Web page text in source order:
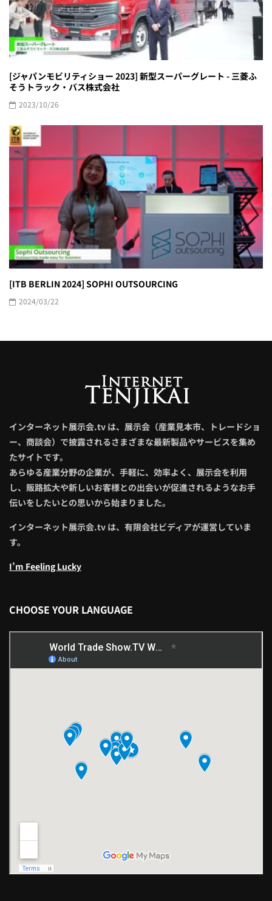
[ジャパンモビリティショー 2023] 新型スーパーグレート - 三菱ふ
そうトラック・バス株式会社
2023/10/26
[ITB BERLIN 2024] SOPHI OUTSOURCING
2024/03/22
インターネット展示会.tv は、展示会（産業見本市、トレードショ
ー、商談会）で披露されるさまざまな最新製品やサービスを集め
たサイトです。
あらゆる産業分野の企業が、手軽に、効率よく、展示会を利用
し、販路拡大や新しいお客様との出会いが促進されるようなお手
伝いをしたいとの思いから始まりました。
インターネット展示会.tv は、有限会社ビディアが運営していま
す。
I’m Feeling Lucky
CHOOSE YOUR LANGUAGE